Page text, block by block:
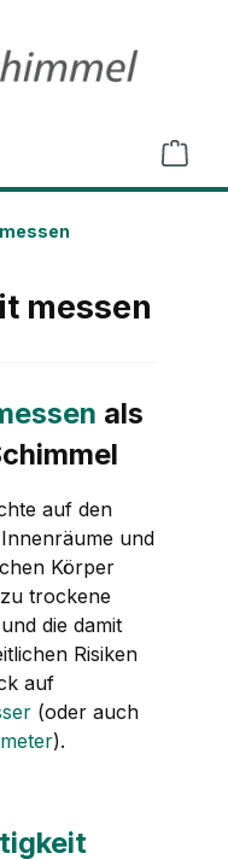
messen
als
auf den
und
Körper
trockene
die damit
Risiken
auf
(oder auch
).